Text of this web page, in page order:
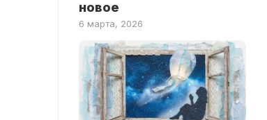
новое
6 марта, 2026